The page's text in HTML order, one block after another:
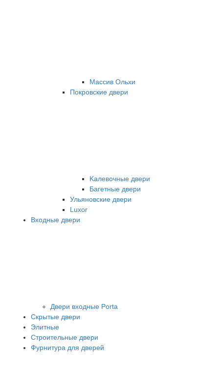
Массив Ольхи
Покровские двери
Kалевочные двери
Багетные двери
Ульяновские двери
Luxor
Входные двери
Двери входные Porta
Скрытые двери
Элитные
Строительные двери
Фурнитура для дверей